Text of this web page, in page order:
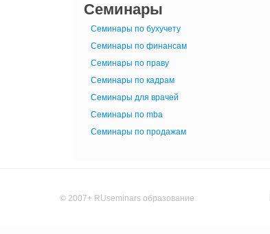
Семинары
Семинары по бухучету
Семинары по финансам
Семинары по праву
Семинары по кадрам
Семинары для врачей
Семинары по mba
Семинары по продажам
© 2007+ RUseminars образование